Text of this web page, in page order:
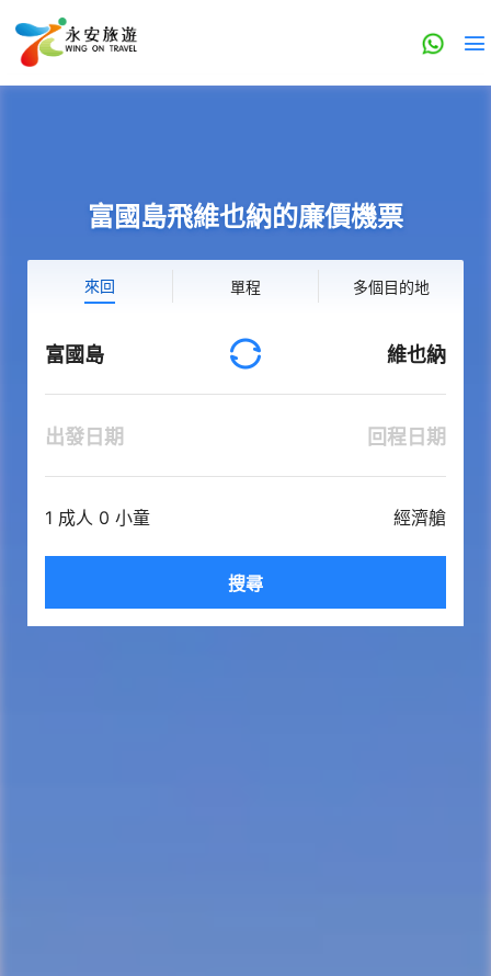
富國島飛維也納的廉價機票
來回 單程 多個目的地
富國島 維也納
出發日期 回程日期
1 成人 0 小童 經濟艙
搜尋